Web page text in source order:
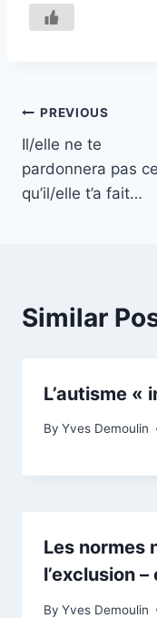
Navigation
de
l’article
PREVIOUS
Il/elle ne te
pardonnera pas ce
qu’il/elle t’a fait…
Similar
L’autisme «
By Yves Demoulin
Les normes
l’exclusion
By Yves Demoulin